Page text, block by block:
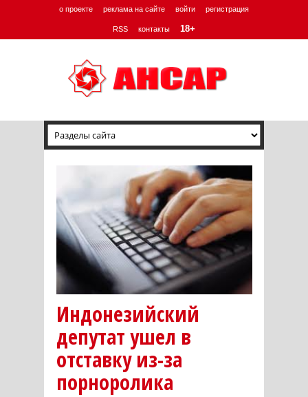
о проекте реклама на сайте войти регистрация
RSS контакты 18+
Индонезийский
депутат ушел в
отставку из-за
порноролика